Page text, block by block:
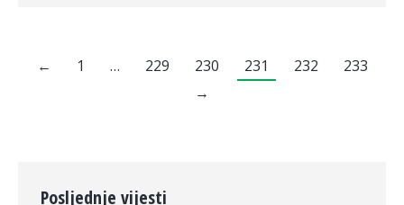
← 1 … 229 230 231 232
233
→
Posljednje vijesti